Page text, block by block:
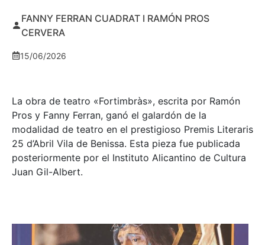
FANNY FERRAN CUADRAT I RAMÓN PROS
CERVERA
15/06/2026
La obra de teatro «Fortimbràs», escrita por Ramón
Pros y Fanny Ferran, ganó el galardón de la
modalidad de teatro en el prestigioso Premis Literaris
25 d’Abril Vila de Benissa. Esta pieza fue publicada
posteriormente por el Instituto Alicantino de Cultura
Juan Gil-Albert.